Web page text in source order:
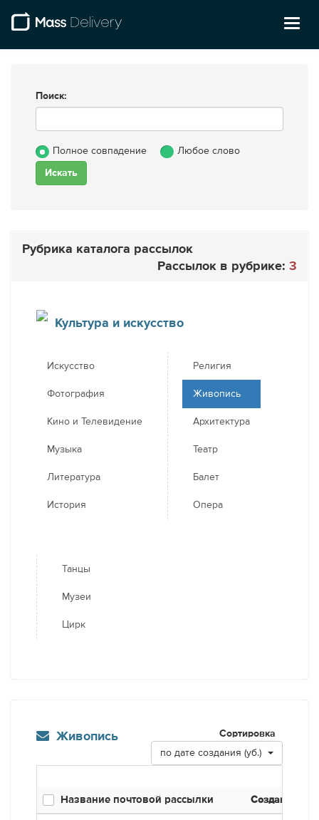
Поиск:
Полное совпадение Любое слово
Рубрика каталога рассылок
Рассылок в рубрике: 3
Культура и искусство
Искусство
Фотография
Кино и Телевидение
Музыка
Литература
История
Религия
Живопись
Архитектура
Театр
Балет
Опера
Танцы
Музеи
Цирк
Живопись
Сортировка
по дате создания (уб.)
Название почтовой рассылки Создана